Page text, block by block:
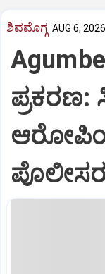
ಶಿವಮೊಗ್ಗ AUG 6,